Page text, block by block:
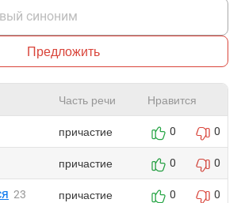
Предложить
Часть речи Нравится
причастие 0 0
причастие 0 0
23 причастие 0 0